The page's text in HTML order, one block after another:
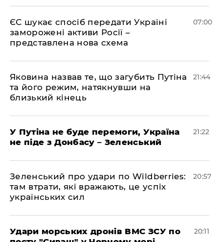
ЄС шукає спосіб передати Україні
заморожені активи Росії –
представлена ​​нова схема
07:00
Яковина назвав те, що загубить Путіна
та його режим, натякнувши на
близький кінець
21:44
У Путіна не буде перемоги, Україна
не піде з Донбасу – Зеленський
21:22
Зеленський про удари по Wildberries:
там втрати, які вражають, це успіх
українських сил
20:57
Удари морських дронів ВМС ЗСУ по
20:11